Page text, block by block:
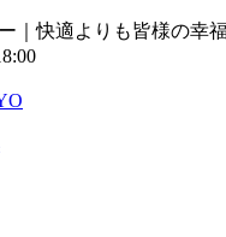
｜快適よりも皆様の幸